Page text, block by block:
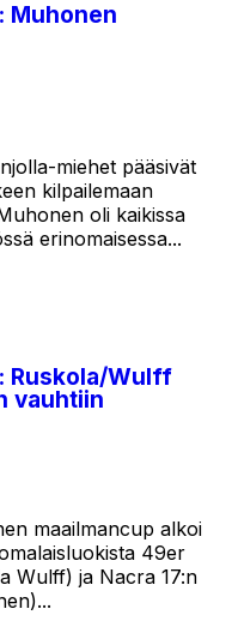
Muhonen
miehet pääsivät
kilpailemaan
oli kaikissa
erinomaisessa...
Ruskola/Wulff
vauhtiin
maailmancup alkoi
49er
Wulff) ja Nacra 17:n